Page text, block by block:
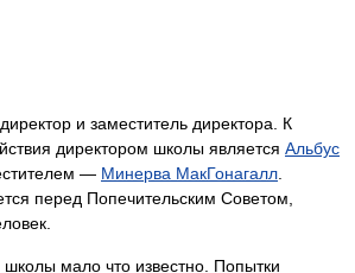
и заместитель директора. К
директором школы является Альбус
— Минерва МакГонагалл
перед Попечительским Советом,
мало что известно. Попытки